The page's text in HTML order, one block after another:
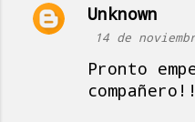
C
Unknown
14 de
Pronto